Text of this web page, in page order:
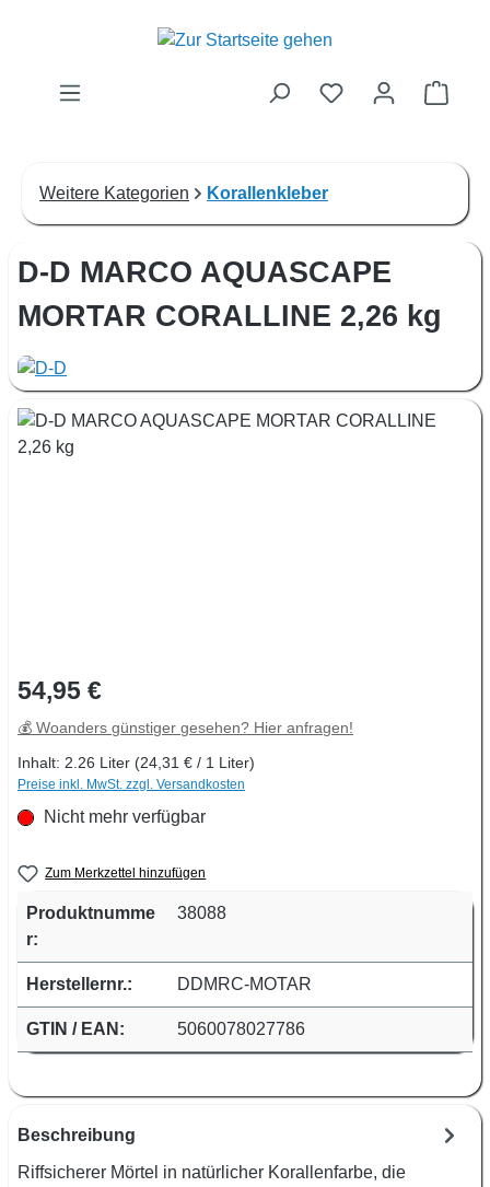
Zum Hauptinhalt springen
Weitere Kategorien Korallenkleber
D-D MARCO AQUASCAPE
MORTAR CORALLINE 2,26 kg
Bildergalerie überspringen
Regulärer Preis:
54,95 €
💰 Woanders günstiger gesehen? Hier anfragen!
Inhalt: 2.26 Liter (24,31 € / 1 Liter)
Preise inkl. MwSt. zzgl. Versandkosten
Nicht mehr verfügbar
Zum Merkzettel hinzufügen
Produktnumme
r:
38088
Herstellernr.: DDMRC-MOTAR
GTIN / EAN: 5060078027786
Beschreibung
Riffsicherer Mörtel in natürlicher Korallenfarbe, die